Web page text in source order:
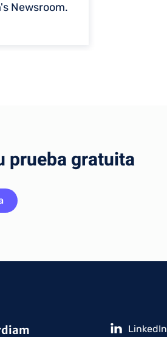
Newsroom.
prueba gratuita
LinkedIn